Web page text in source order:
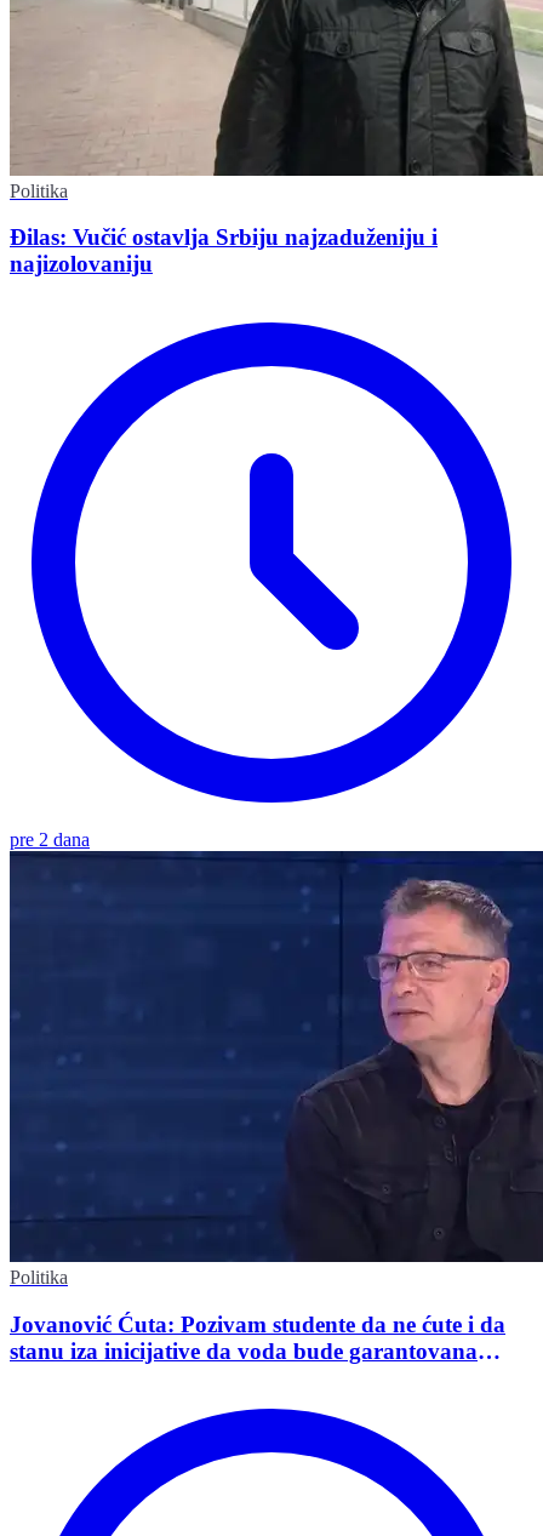
Politika
Đilas: Vučić ostavlja Srbiju najzaduženiju i
najizolovaniju
pre 2 dana
Politika
Jovanović Ćuta: Pozivam studente da ne ćute i da
stanu iza inicijative da voda bude garantovana